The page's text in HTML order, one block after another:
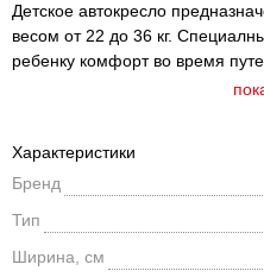
Детское автокресло
весом от 22 до 36 кг.
ребенку комфорт во время
край сидения позволит
безопастности. Снабжено
дополнительная фиксация
Такое фиксация применима к
Granta, Laegus, Vesta, XRAY.
обеспечивает удобство в
Характеристики
Бренд
Тип
Ширина, см